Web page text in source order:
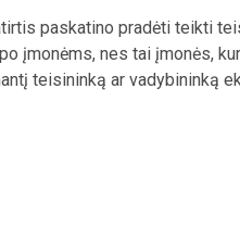
paskatino pradėti teikti
įmonėms, nes tai įmonės,
teisininką ar vadybininką